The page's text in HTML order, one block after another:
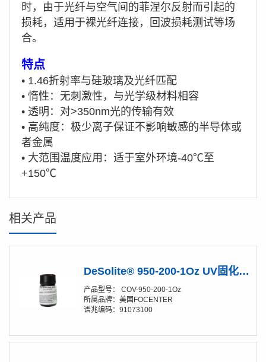
时，由于光纤与空气间的菲涅尔反射而引起的
损耗，适用于裸光纤连接，回波损耗测试等场
合。
特点
• 1.46折射率与硅玻璃及光纤匹配
• 惰性：无刺激性，与光学级材料相容
• 透明：对>350nm光的传输有效
• 高纯度：极少离子保证不影响敏感的半导体或
者金属
• 大范围温度应用：适于室外环境-40℃至
+150℃
相关产品
DeSolite® 950-200-1Oz UV固化光纤涂覆胶水
产品型号： COV-950-200-1Oz
所属品牌：美国FOCENTER
谱兆编码：91073100